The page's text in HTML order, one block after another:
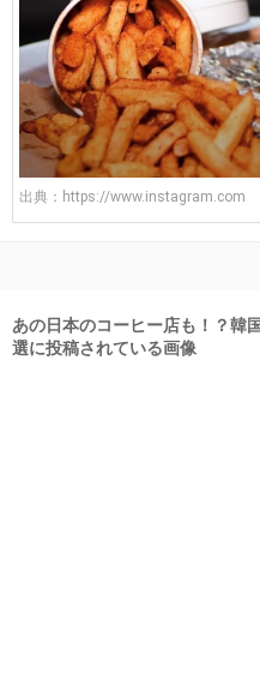
出典： https://www.instagram.com
あの日本のコーヒー店も！？韓
選に投稿されている画像